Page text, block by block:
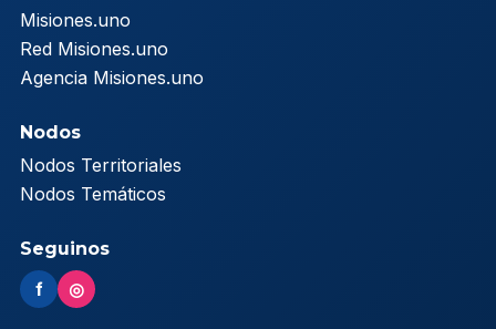
Misiones.uno
Red Misiones.uno
Agencia Misiones.uno
Nodos
Nodos Territoriales
Nodos Temáticos
Seguinos
f ◎